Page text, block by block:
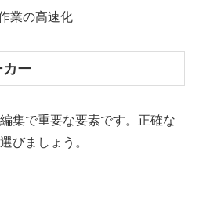
業の高速化
カー
集で重要な要素です。正確な
びましょう。